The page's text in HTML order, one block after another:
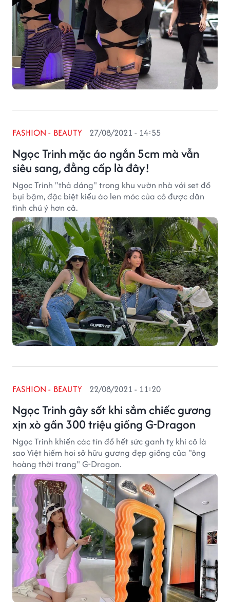
Ngọc Trinh mặc áo ngắn 5cm mà vẫn
siêu sang, đẳng cấp là đây!
FASHION - BEAUTY 27/08/2021 - 14:55
Ngọc Trinh "thả dáng" trong khu vườn nhà với set đồ
bụi bặm, đặc biệt kiểu áo len móc của cô được dân
tình chú ý hơn cả.
Ngọc Trinh gây sốt khi sắm chiếc gương
xịn xò gần 300 triệu giống G-Dragon
FASHION - BEAUTY 22/08/2021 - 11:20
Ngọc Trinh khiến các tín đồ hết sức ganh tỵ khi cô là
sao Việt hiếm hoi sở hữu gương đẹp giống của "ông
hoàng thời trang" G-Dragon.